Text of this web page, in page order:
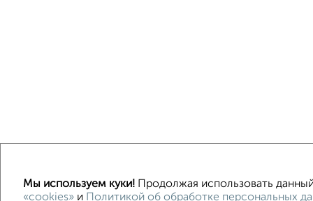
Мы используем куки! Продолжая использовать
«cookies» и Политикой об обработке персональных